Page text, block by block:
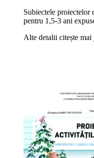
Subiectele proiectelor
pentru 1,5-3 ani
Alte detalii citește mai